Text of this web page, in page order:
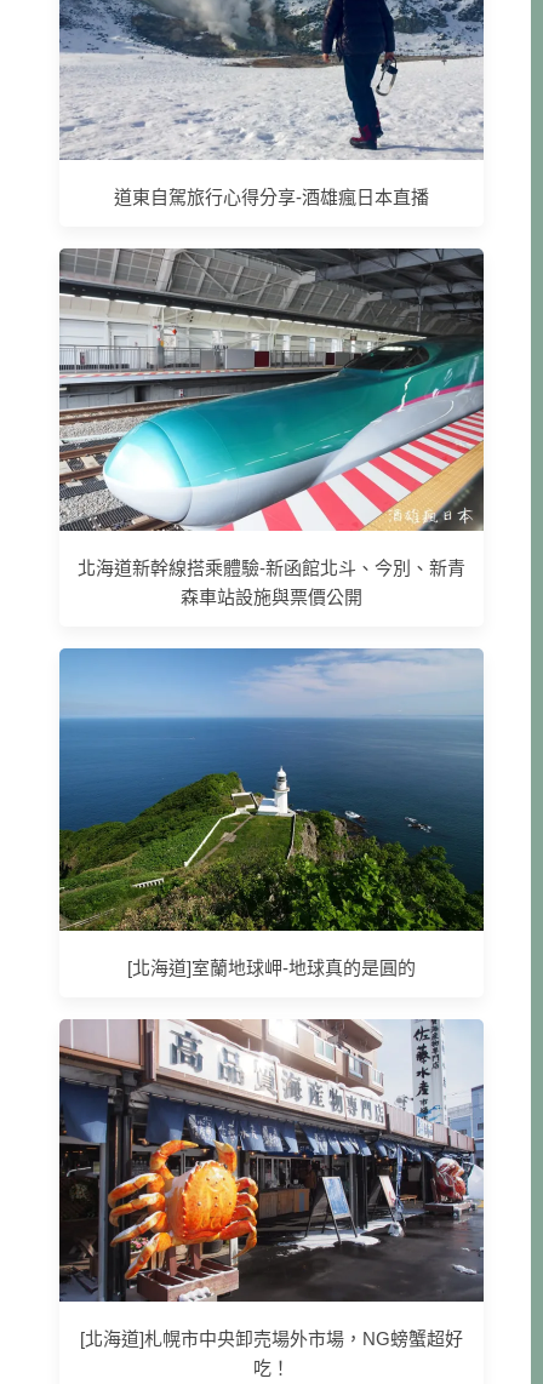
道東自駕旅行心得分享-酒雄瘋日本直播
北海道新幹線搭乘體驗-新函館北斗、今別、新青
森車站設施與票價公開
[北海道]室蘭地球岬-地球真的是圓的
[北海道]札幌市中央卸売場外市場，NG螃蟹超好
吃！